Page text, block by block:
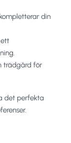
din
trädgård för
det perfekta